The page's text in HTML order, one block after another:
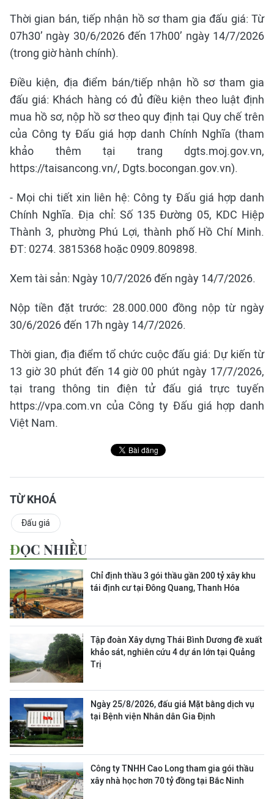
Thời gian bán, tiếp nhận hồ sơ tham gia đấu giá: Từ
07h30’ ngày 30/6/2026 đến 17h00’ ngày 14/7/2026
(trong giờ hành chính).
Điều kiện, địa điểm bán/tiếp nhận hồ sơ tham gia
đấu giá: Khách hàng có đủ điều kiện theo luật định
mua hồ sơ, nộp hồ sơ theo quy định tại Quy chế trên
của Công ty Đấu giá hợp danh Chính Nghĩa (tham
khảo thêm tại trang dgts.moj.gov.vn,
https://taisancong.vn/, Dgts.bocongan.gov.vn).
- Mọi chi tiết xin liên hệ: Công ty Đấu giá hợp danh
Chính Nghĩa. Địa chỉ: Số 135 Đường 05, KDC Hiệp
Thành 3, phường Phú Lợi, thành phố Hồ Chí Minh.
ĐT: 0274. 3815368 hoặc 0909.809898.
Xem tài sản: Ngày 10/7/2026 đến ngày 14/7/2026.
Nộp tiền đặt trước: 28.000.000 đồng nộp từ ngày
30/6/2026 đến 17h ngày 14/7/2026.
Thời gian, địa điểm tổ chức cuộc đấu giá: Dự kiến từ
13 giờ 30 phút đến 14 giờ 00 phút ngày 17/7/2026,
tại trang thông tin điện tử đấu giá trực tuyến
https://vpa.com.vn của Công ty Đấu giá hợp danh
Việt Nam.
TỪ KHOÁ
Đấu giá
ĐỌC NHIỀU
Chỉ định thầu 3 gói thầu gần 200 tỷ xây khu
tái định cư tại Đông Quang, Thanh Hóa
Tập đoàn Xây dựng Thái Bình Dương đề xuất
khảo sát, nghiên cứu 4 dự án lớn tại Quảng
Trị
Ngày 25/8/2026, đấu giá Mặt bằng dịch vụ
tại Bệnh viện Nhân dân Gia Định
Công ty TNHH Cao Long tham gia gói thầu
xây nhà học hơn 70 tỷ đồng tại Bắc Ninh